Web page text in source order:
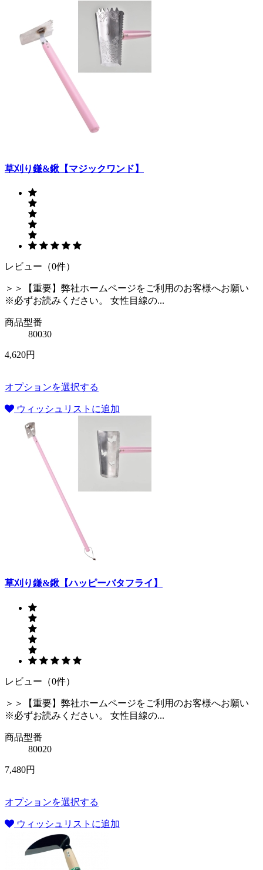
草刈り鎌&鍬【マジックワンド】
レビュー（0件）
＞＞【重要】弊社ホームページをご利用のお客様へお願い
※必ずお読みください。 女性目線の...
商品型番
80030
4,620円
オプションを選択する
ウィッシュリストに追加
草刈り鎌&鍬【ハッピーバタフライ】
レビュー（0件）
＞＞【重要】弊社ホームページをご利用のお客様へお願い
※必ずお読みください。 女性目線の...
商品型番
80020
7,480円
オプションを選択する
ウィッシュリストに追加